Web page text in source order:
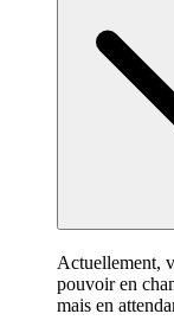
Actuellement,
pouvoir en
mais en